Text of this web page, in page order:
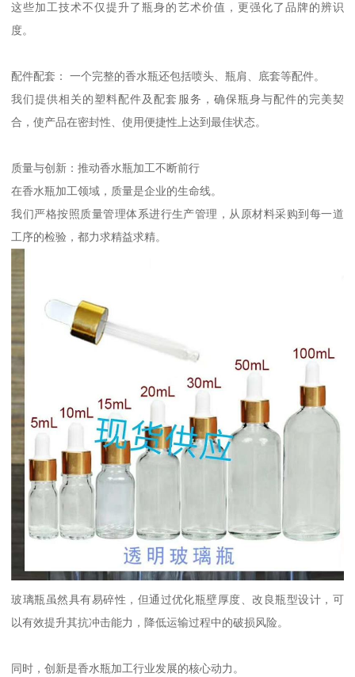
这些加工技术不仅提升了瓶身的艺术价值，更强化了品牌的辨识
度。
配件配套： 一个完整的香水瓶还包括喷头、瓶肩、底套等配件。
我们提供相关的塑料配件及配套服务，确保瓶身与配件的完美契
合，使产品在密封性、使用便捷性上达到最佳状态。
质量与创新：推动香水瓶加工不断前行
在香水瓶加工领域，质量是企业的生命线。
我们严格按照质量管理体系进行生产管理，从原材料采购到每一道
工序的检验，都力求精益求精。
玻璃瓶虽然具有易碎性，但通过优化瓶壁厚度、改良瓶型设计，可
以有效提升其抗冲击能力，降低运输过程中的破损风险。
同时，创新是香水瓶加工行业发展的核心动力。